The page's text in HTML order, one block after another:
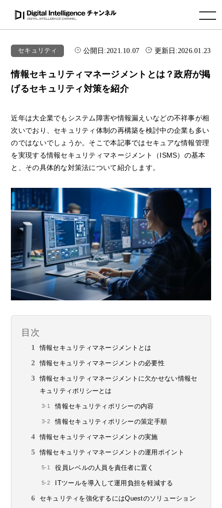
toggle navigation
セキュリティ 公開日:2021.10.07 更新日:2026.01.23
情報セキュリティマネージメントとは？政府が掲
げるセキュリティ対策を紹介
近年は大企業でもシステム障害や情報漏えいなどの不祥事が相
次いでおり、セキュリティ体制の再構築を検討中の企業も多い
のではないでしょうか。そこで本記事ではセキュアな情報管理
を実現する情報セキュリティマネージメント（ISMS）の基本
と、その具体的な対策法について紹介します。
目次
情報セキュリティマネージメントとは
情報セキュリティマネージメントの必要性
情報セキュリティマネージメントに欠かせない情報セ
キュリティポリシーとは
情報セキュリティポリシーの内容
情報セキュリティポリシーの策定手順
情報セキュリティマネージメントの実施
情報セキュリティマネージメントの運用ポイント
役員レベルの人員を責任者に置く
ITツールを導入して運用負担を軽減する
セキュリティを強化するにはQuestのソリューション